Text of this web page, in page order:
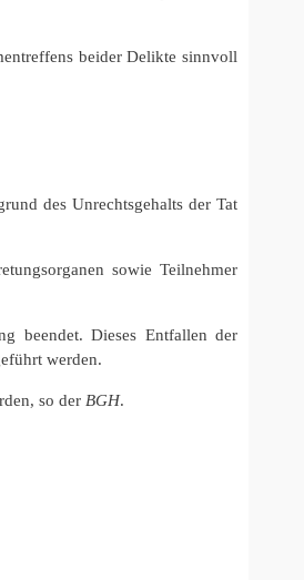
beider Delikte sinnvoll
des Unrechtsgehalts der Tat
sowie Teilnehmer
beendet. Dieses Entfallen der
werden.
so der BGH.